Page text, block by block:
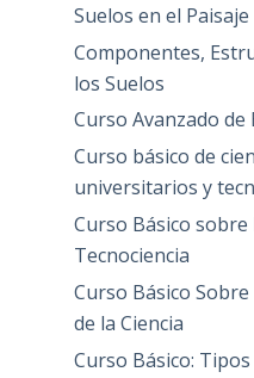
Suelos en el Paisaje
Componentes,
los Suelos
Curso Avanzado de
Curso básico de
universitarios y
Curso Básico sobre
Tecnociencia
Curso Básico
de la Ciencia
Curso Básico: